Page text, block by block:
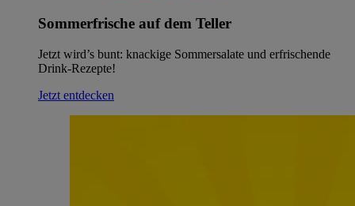
Sommerfrische auf dem Teller
Jetzt wird’s bunt: knackige Sommersalate und erfrischende
Drink-Rezepte!
Jetzt entdecken